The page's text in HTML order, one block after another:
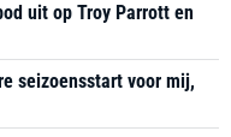
uit op Troy Parrott en
seizoensstart voor mij,